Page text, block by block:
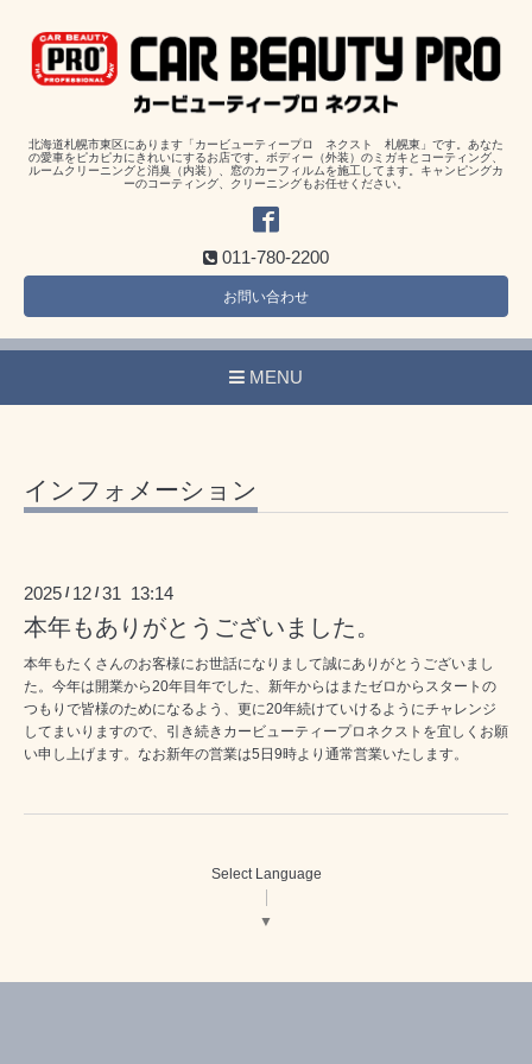
北海道札幌市東区にあります「カービューティープロ ネクスト 札幌東」です。あなた
の愛車をピカピカにきれいにするお店です。ボディー（外装）のミガキとコーティング、
ルームクリーニングと消臭（内装）、窓のカーフィルムを施工してます。キャンピングカ
ーのコーティング、クリーニングもお任せください。
011-780-2200
お問い合わせ
MENU
インフォメーション
2025 / 12 /31 13:14
本年もありがとうございました。
本年もたくさんのお客様にお世話になりまして誠にありがとうございまし
た。今年は開業から20年目年でした、新年からはまたゼロからスタートの
つもりで皆様のためになるよう、更に20年続けていけるようにチャレンジ
してまいりますので、引き続きカービューティープロネクストを宜しくお願
い申し上げます。なお新年の営業は5日9時より通常営業いたします。
Select Language
▼